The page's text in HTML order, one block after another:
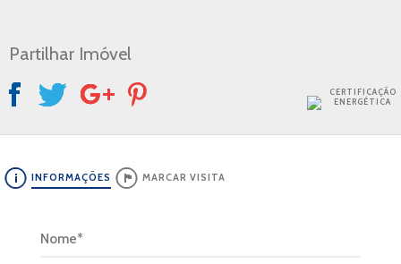
CERTIFICAÇÃO
ENERGÉTICA
Partilhar Imóvel
INFORMAÇÕES MARCAR VISITA